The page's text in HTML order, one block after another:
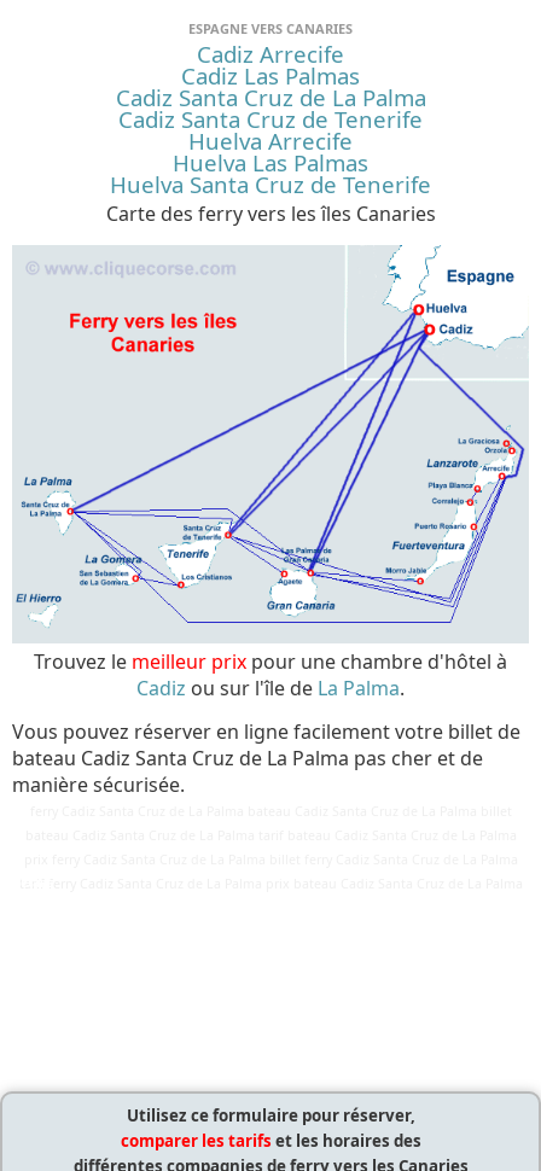
ESPAGNE VERS CANARIES
Cadiz Arrecife
Cadiz Las Palmas
Cadiz Santa Cruz de La Palma
Cadiz Santa Cruz de Tenerife
Huelva Arrecife
Huelva Las Palmas
Huelva Santa Cruz de Tenerife
Carte des ferry vers les îles Canaries
Trouvez le meilleur prix pour une chambre d'hôtel à
Cadiz ou sur l'île de La Palma.
Vous pouvez réserver en ligne facilement votre billet de
bateau Cadiz Santa Cruz de La Palma pas cher et de
manière sécurisée.
Utilisez ce formulaire pour réserver,
comparer les tarifs et les horaires des